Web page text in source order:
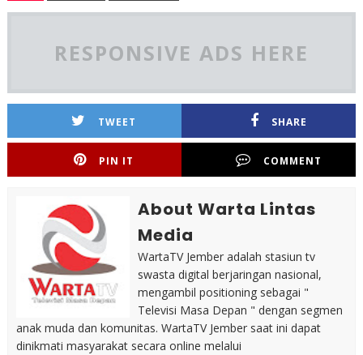
RESPONSIVE ADS HERE
TWEET SHARE
PIN IT COMMENT
About Warta Lintas
Media
WartaTV Jember adalah stasiun tv
swasta digital berjaringan nasional,
mengambil positioning sebagai "
Televisi Masa Depan " dengan segmen
anak muda dan komunitas. WartaTV Jember saat ini dapat
dinikmati masyarakat secara online melalui